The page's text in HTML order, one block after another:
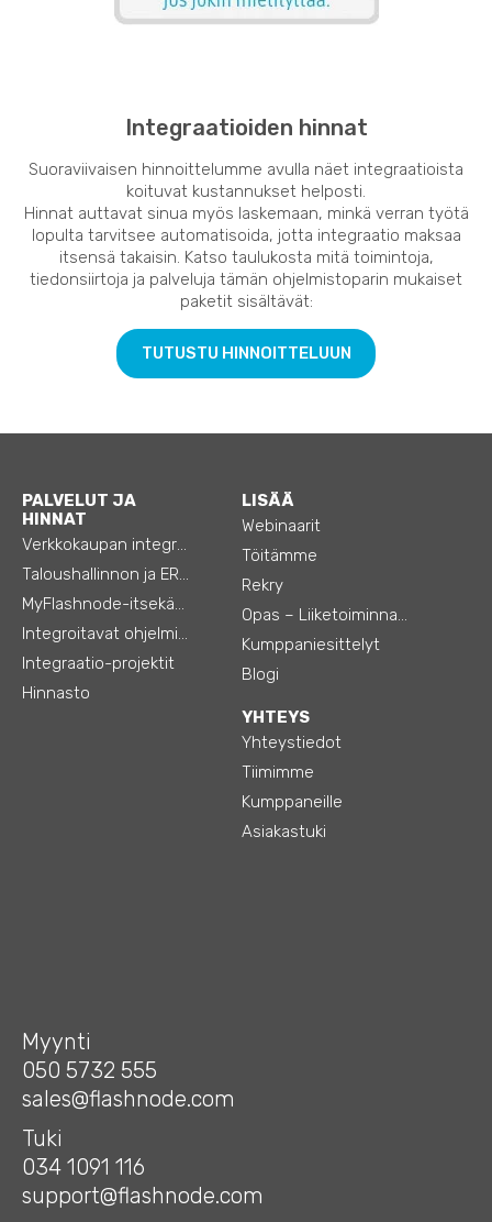
Integraatioiden hinnat
Suoraviivaisen hinnoittelumme avulla näet integraatioista
koituvat kustannukset helposti.
Hinnat auttavat sinua myös laskemaan, minkä verran työtä
lopulta tarvitsee automatisoida, jotta integraatio maksaa
itsensä takaisin. Katso taulukosta mitä toimintoja,
tiedonsiirtoja ja palveluja tämän ohjelmistoparin mukaiset
paketit sisältävät:
TUTUSTU HINNOITTELUUN
PALVELUT JA
HINNAT
Verkkokaupan integraatiot
Taloushallinnon ja ERP:n integraatiot
MyFlashnode-itsekäyttö-automaatio
Integroitavat ohjelmistot
Integraatio-projektit
Hinnasto
LISÄÄ
Webinaarit
Töitämme
Rekry
Opas – Liiketoiminnan tehostamiseen
Kumppaniesittelyt
Blogi
YHTEYS
Yhteystiedot
Tiimimme
Kumppaneille
Asiakastuki
Myynti
050 5732 555
sales@flashnode.com
Tuki
034 1091 116
support@flashnode.com